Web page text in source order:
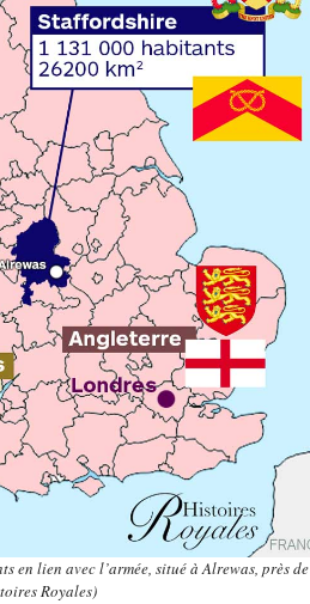
en lien avec l’armée, situé à Alrewas, près de
Royales)